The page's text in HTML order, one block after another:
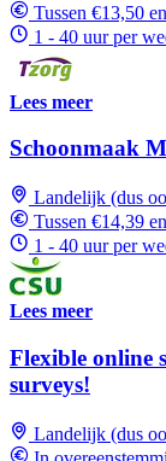
Tussen €13,50
1 - 40 uur per
Lees meer
Schoonmaak
Landelijk (dus
Tussen €14,39
1 - 40 uur per
Lees meer
Flexible online
surveys!
Landelijk (dus